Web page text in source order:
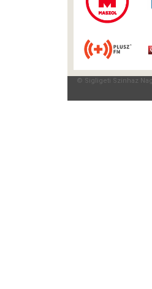
© Sigligeti Szinhaz